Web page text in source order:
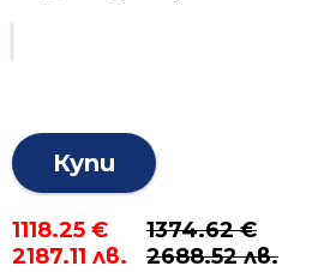
Купи
1118.25 €
2187.11 лв.
1374.62 €
2688.52 лв.